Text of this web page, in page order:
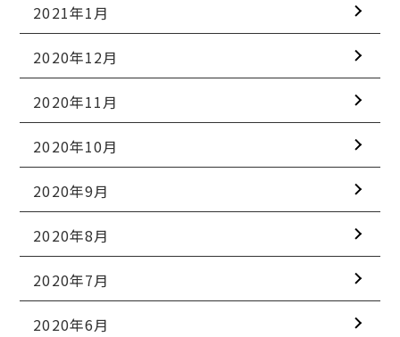
2021年1月
2020年12月
2020年11月
2020年10月
2020年9月
2020年8月
2020年7月
2020年6月